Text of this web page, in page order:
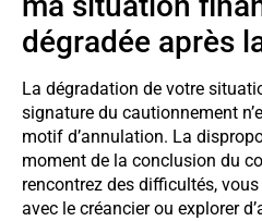
dégradée après
La dégradation de votre
signature du cautionnement
motif d’annulation. La
moment de la conclusion du
rencontrez des difficultés,
avec le créancier ou explorer